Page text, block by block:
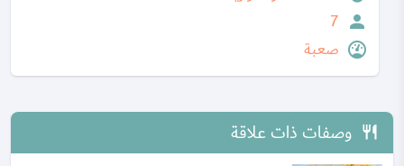
7
صعبة
وصفات ذات علاقة